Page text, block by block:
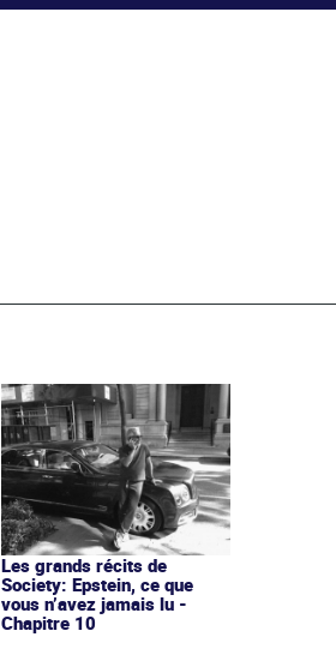
Les grands récits de
Society: Epstein, ce que
vous n’avez jamais lu -
Chapitre 10